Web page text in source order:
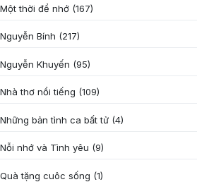
Một thời để nhớ (167)
Nguyễn Bính (217)
Nguyễn Khuyến (95)
Nhà thơ nổi tiếng (109)
Những bản tình ca bất tử (4)
Nỗi nhớ và Tình yêu (9)
Quà tặng cuôc sống (1)